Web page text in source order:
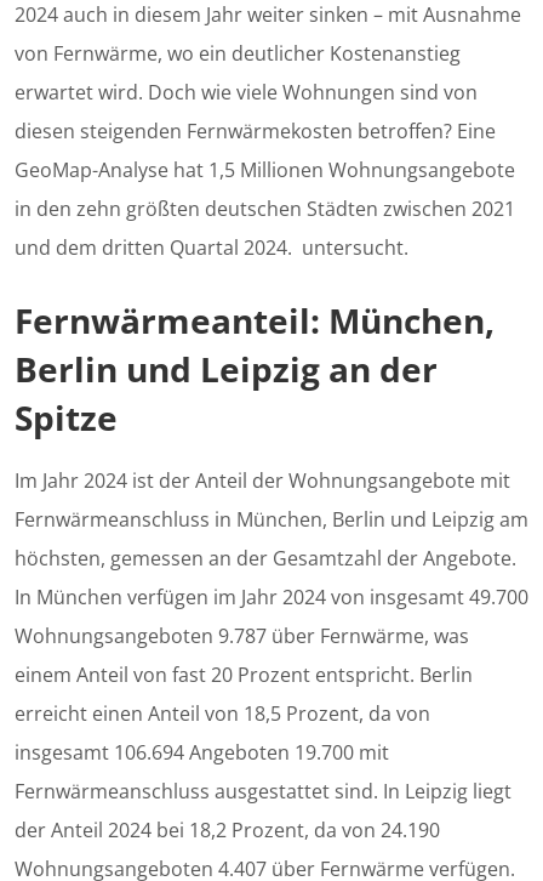
2024 auch in diesem Jahr weiter sinken – mit Ausnahme
von Fernwärme, wo ein deutlicher Kostenanstieg
erwartet wird. Doch wie viele Wohnungen sind von
diesen steigenden Fernwärmekosten betroffen? Eine
GeoMap-Analyse hat 1,5 Millionen Wohnungsangebote
in den zehn größten deutschen Städten zwischen 2021
und dem dritten Quartal 2024. untersucht.
Fernwärmeanteil: München,
Berlin und Leipzig an der
Spitze
Im Jahr 2024 ist der Anteil der Wohnungsangebote mit
Fernwärmeanschluss in München, Berlin und Leipzig am
höchsten, gemessen an der Gesamtzahl der Angebote.
In München verfügen im Jahr 2024 von insgesamt 49.700
Wohnungsangeboten 9.787 über Fernwärme, was
einem Anteil von fast 20 Prozent entspricht. Berlin
erreicht einen Anteil von 18,5 Prozent, da von
insgesamt 106.694 Angeboten 19.700 mit
Fernwärmeanschluss ausgestattet sind. In Leipzig liegt
der Anteil 2024 bei 18,2 Prozent, da von 24.190
Wohnungsangeboten 4.407 über Fernwärme verfügen.